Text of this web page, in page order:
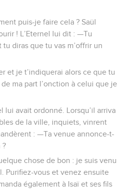
puis-je faire cela ? Saül
! L’Eternel lui dit : —Tu
diras que tu vas m’offrir un
et je t’indiquerai alors ce que tu
ma part l’onction à celui que je
lui avait ordonné. Lorsqu’il arriva
de la ville, inquiets, vinrent
: —Ta venue annonce-t-
?
chose de bon : je suis venu
Purifiez-vous et venez ensuite
également à Isaï et ses fils